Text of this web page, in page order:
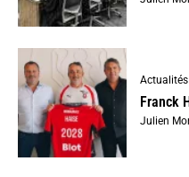
Actualités
Franck
Julien